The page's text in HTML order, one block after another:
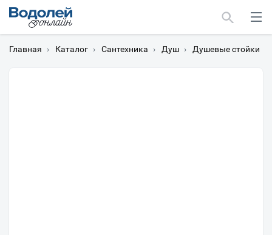
Главная › Каталог › Сантехника › Душ › Душевые стойки